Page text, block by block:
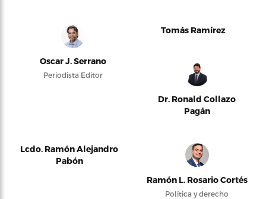
Oscar J. Serrano
Periodista Editor
Tomás Ramírez
Dr. Ronald Collazo
Pagán
Lcdo. Ramón Alejandro
Pabón
Ramón L. Rosario Cortés
Política y derecho